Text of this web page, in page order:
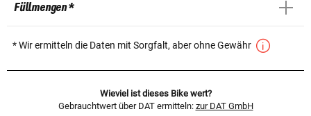
Füllmengen *
* Wir ermitteln die Daten mit Sorgfalt, aber ohne Gewähr
Wieviel ist dieses Bike wert?
Gebrauchtwert über DAT ermitteln: zur DAT GmbH